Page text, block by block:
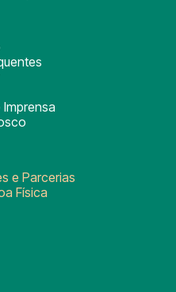
e Parcerias
Física